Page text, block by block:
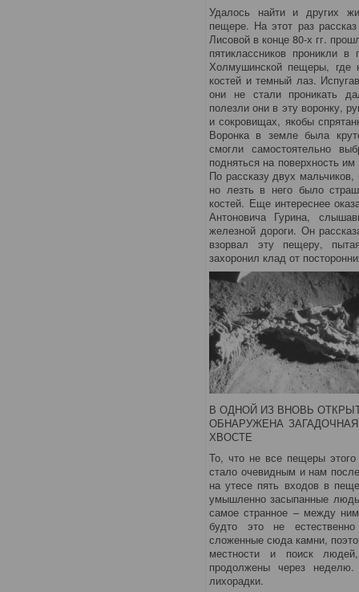
Удалось найти и других
пещере. На этот раз
Лисовой в конце 80-х гг.
пятиклассников проникли
Холмушинской пещеры, где
костей и темный лаз.
они не стали проникать
полезли они в эту воронку,
и сокровищах, якобы
Воронка в земле была
смогли самостоятельно
подняться на поверхность
По рассказу двух
но лезть в него было
костей. Еще интереснее
Антоновича Гурина,
железной дороги. Он
взорвал эту пещеру,
захоронил клад от
В ОДНОЙ ИЗ ВНОВЬ
ОБНАРУЖЕНА
ХВОСТЕ
То, что не все пещеры
стало очевидным и нам
на утесе пять входов в
умышленно засыпанные
самое странное – между
будто это не
сложенные сюда камни,
местности и поиск
продолжены через
лихорадки.